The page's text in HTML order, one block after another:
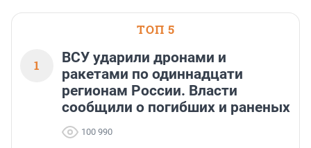
или готовый арендный
ТОП 5
1
ВСУ ударили дронами и
ракетами по одиннадцати
регионам России. Власти
сообщили о погибших и раненых
100 990